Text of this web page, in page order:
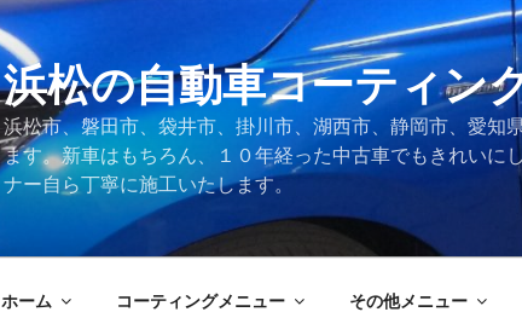
浜松の自動車コーティン
浜松市、磐田市、袋井市、掛川市、湖西市、静岡市、愛知
ます。新車はもちろん、１０年経った中古車でもきれいに
ナー自ら丁寧に施工いたします。
ホーム コーティングメニュー その他メニュー